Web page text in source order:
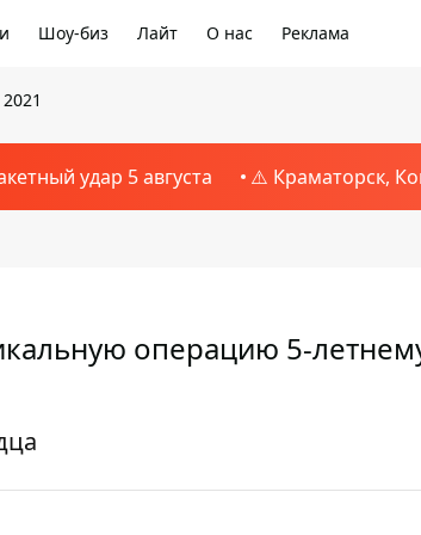
Шоу-биз Лайт О нас Реклама
удар 5 августа ⚠️ Краматорск,
операцию 5-